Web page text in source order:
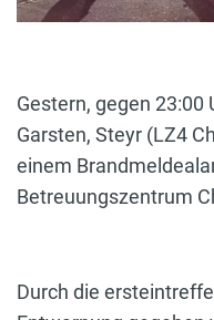
Gestern, gegen 23:00
Garsten, Steyr (LZ4
einem
Betreuungszentrum
Durch die